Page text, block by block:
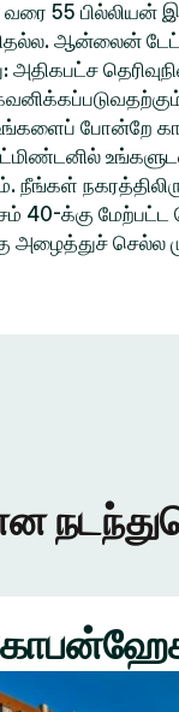
வரை 55
ஆன்லைன்
உங்களைப் போன்றே
நீங்கள்
40-க்கு மேற்பட்ட
அழைத்துச் செல்ல